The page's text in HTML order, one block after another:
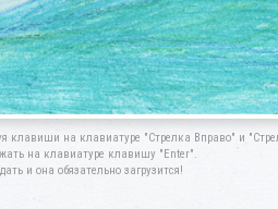
клавиши на клавиатуре "Стрелка Вправо" и
на клавиатуре клавишу "Enter".
и она обязательно загрузится!